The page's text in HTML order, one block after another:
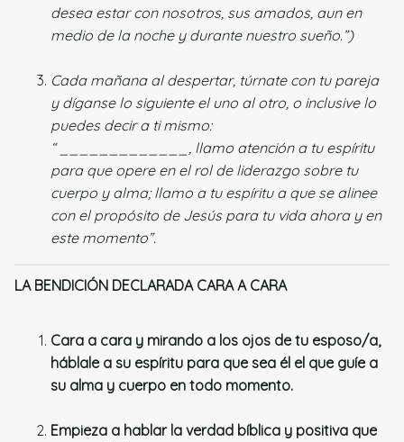
desea estar con nosotros, sus amados, aun en
medio de la noche y durante nuestro sueño.”)
Cada mañana al despertar, túrnate con tu pareja
y díganse lo siguiente el uno al otro, o inclusive lo
puedes decir a ti mismo:
“ _____________, llamo atención a tu espíritu
para que opere en el rol de liderazgo sobre tu
cuerpo y alma; llamo a tu espíritu a que se alinee
con el propósito de Jesús para tu vida ahora y en
este momento”.
LA BENDICIÓN DECLARADA CARA A CARA
Cara a cara y mirando a los ojos de tu esposo/a,
háblale a su espíritu para que sea él el que guíe a
su alma y cuerpo en todo momento.
Empieza a hablar la verdad bíblica y positiva que